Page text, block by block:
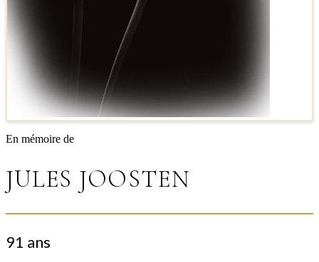
En mémoire de
JULES JOOSTEN
91 ans